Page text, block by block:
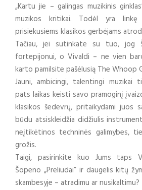
„Kartu jie – galingas muzikinis
muzikos kritikai. Todėl yra
prisiekusiems klasikos gerbėjams
Tačiau, jei sutinkate su tuo, jog
fortepijonui, o Vivaldi – ne vien
karto pamilsite pašėlusią The Whoop
Jauni, ambicingi, talentingi muzikai
pats laikas keisti savo pramoginį
klasikos šedevrų, pritaikydami juos
būdu atsiskleidžia didžiulis
neįtikėtinos techninės galimybes,
grožis.
Taigi, pasirinkite kuo Jums taps
Šopeno „Preliudai” ir daugelis kitų
skambesyje – atradimu ar nusikaltimu?